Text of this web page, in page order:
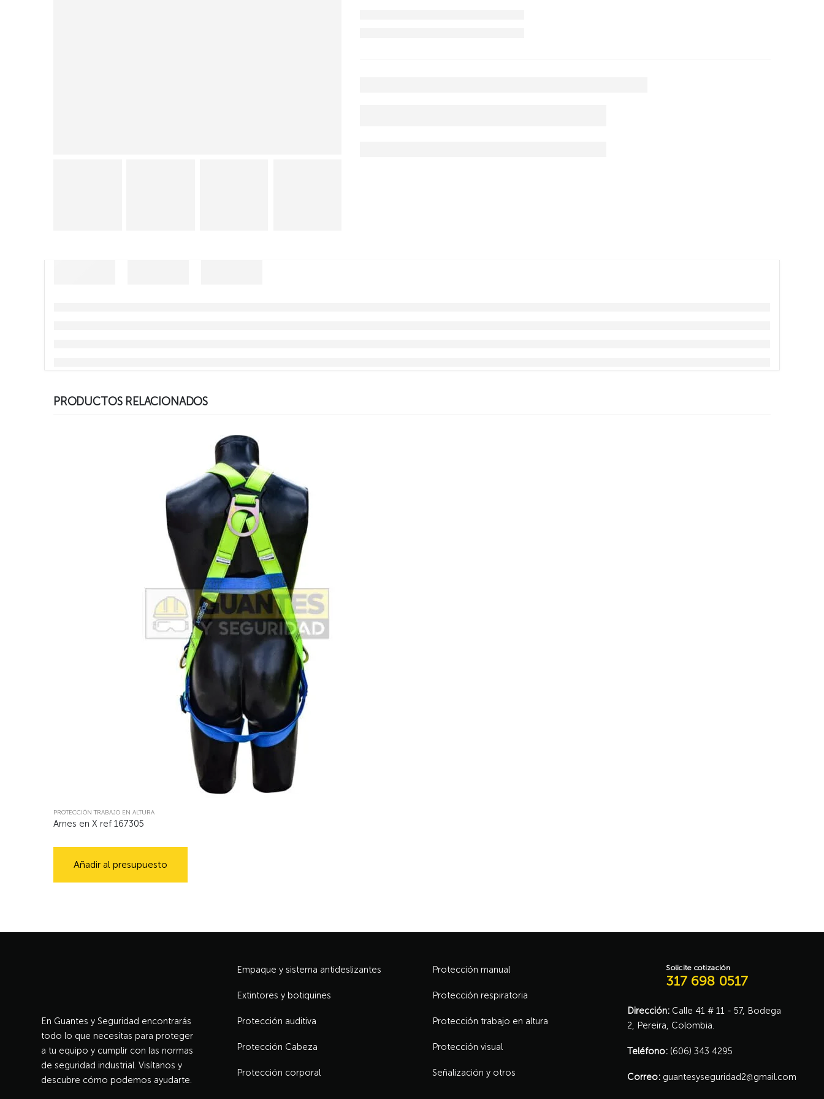
PRODUCTOS RELACIONADOS
PROTECCIÓN TRABAJO EN ALTURA
Arnes en X ref 167305
Añadir al presupuesto
En Guantes y Seguridad encontrarás
todo lo que necesitas para proteger
a tu equipo y cumplir con las normas
de seguridad industrial. Visítanos y
descubre cómo podemos ayudarte.
Empaque y sistema antideslizantes
Extintores y botiquines
Protección auditiva
Protección Cabeza
Protección corporal
Protección manual
Protección respiratoria
Protección trabajo en altura
Protección visual
Señalización y otros
Solicite cotización
317 698 0517
Dirección: Calle 41 # 11 - 57, Bodega
2, Pereira, Colombia.
Teléfono: (606) 343 4295
Correo: guantesyseguridad2@gmail.com